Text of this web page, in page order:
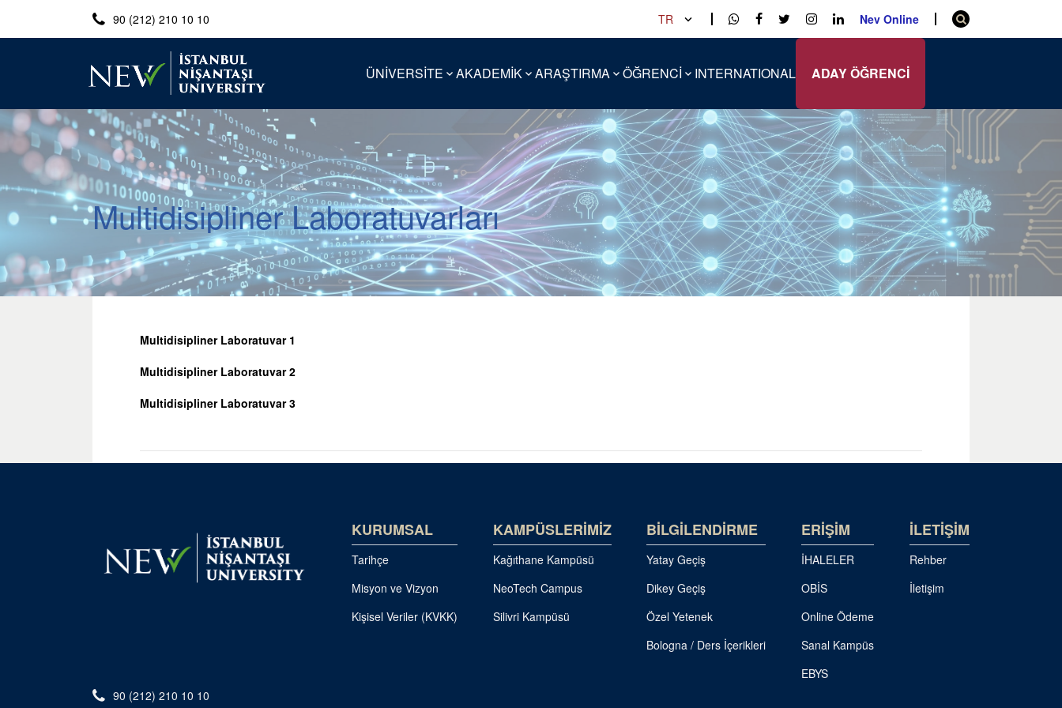
90 (212) 210 10 10 TR Nev Online
ÜNİVERSİTE AKADEMİK ARAŞTIRMA ÖĞRENCİ INTERNATIONAL ADAY ÖĞRENCİ
Multidisipliner Laboratuvarları
Multidisipliner Laboratuvar 1
Multidisipliner Laboratuvar 2
Multidisipliner Laboratuvar 3
KURUMSAL
Tarihçe
Misyon ve Vizyon
Kişisel Veriler (KVKK)
KAMPÜSLERİMİZ
Kağıthane Kampüsü
NeoTech Campus
Silivri Kampüsü
BİLGİLENDİRME
Yatay Geçiş
Dikey Geçiş
Özel Yetenek
Bologna / Ders İçerikleri
ERİŞİM
İHALELER
OBİS
Online Ödeme
Sanal Kampüs
EBYS
İLETİŞİM
Rehber
İletişim
90 (212) 210 10 10